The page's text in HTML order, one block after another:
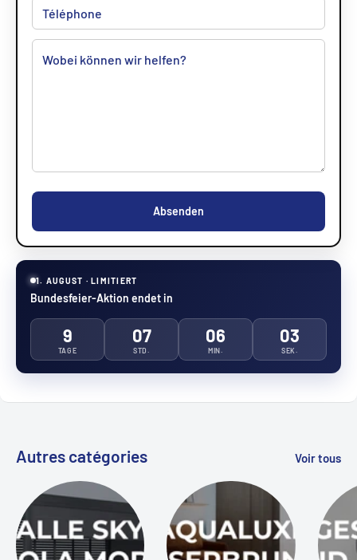
Absenden
1. AUGUST · LIMITIERT
Bundesfeier-Aktion endet in
9
TAGE
07
STD.
06
MIN.
02
SEK.
Autres catégories Voir tous